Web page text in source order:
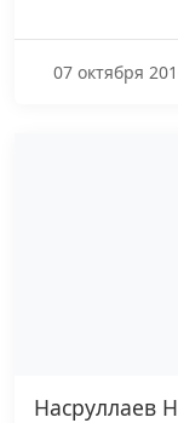
07 октября
Насруллаев